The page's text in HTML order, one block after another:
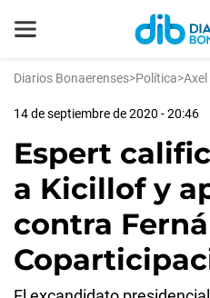
Diarios Bonaerenses>Política>
14 de septiembre de 2020 - 20:46
Espert
a Kicillof y
contra